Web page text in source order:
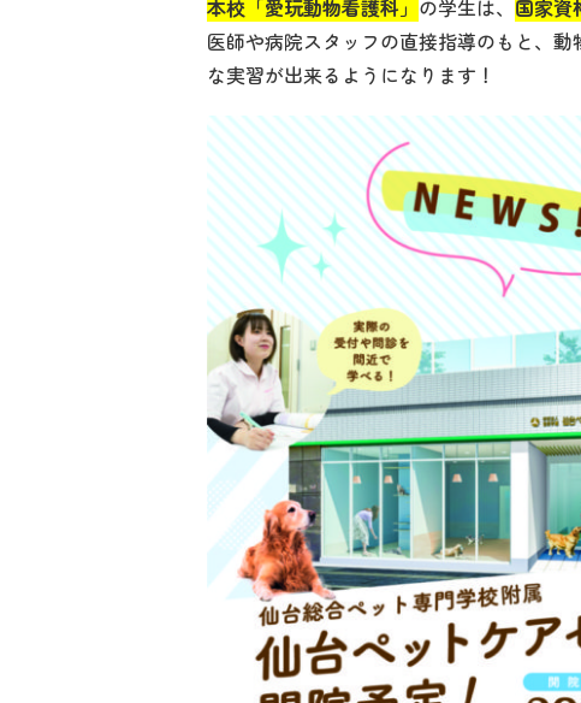
本校「愛玩動物看護科」 の学生は、 国家資
医師や病院スタッフの直接指導のもと、
な実習が出来るようになります！